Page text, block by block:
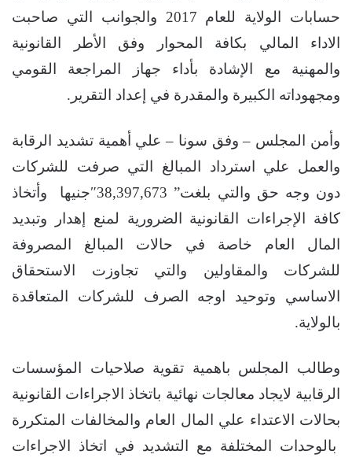
حسابات الولاية للعام 2017 والجوانب التي صاحبت
الاداء المالي بكافة المحوار وفق الأطر القانونية
والمهنية مع الإشادة بأداء جهاز المراجعة القومي
ومجهوداته الكبيرة والمقدرة في إعداد التقرير.
وأمن المجلس – وفق سونا – علي أهمية تشديد الرقابة
والعمل علي استرداد المبالغ التي صرفت للشركات
دون وجه حق والتي بلغت” 38,397,673″جنيها وأتخاذ
كافة الإجراءات القانونية الضرورية لمنع إهدار وتبديد
المال العام خاصة في حالات المبالغ المصروفة
للشركات والمقاولين والتي تجاوزت الاستحقاق
الاساسي وتوحيد اوجه الصرف للشركات المتعاقدة
بالولاية.
وطالب المجلس باهمية تقوية صلاحيات المؤسسات
الرقابية لايجاد معالجات نهائية باتخاذ الاجراءات القانونية
بحالات الاعتداء علي المال العام والمخالفات المتكررة
بالوحدات المختلفة مع التشديد في اتخاذ الاجراءات